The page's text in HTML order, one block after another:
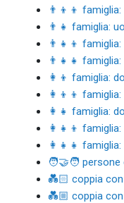
👨‍👦‍👦
👨‍👧 famiglia:
👨‍👧‍👦
👨‍👧‍👧
👩‍👦 famiglia:
👩‍👦‍👦
👩‍👧 famiglia:
👩‍👧‍👦
👩‍👧‍👧
🧑‍🤝‍🧑
💑🏻 coppia
💑🏼 coppia